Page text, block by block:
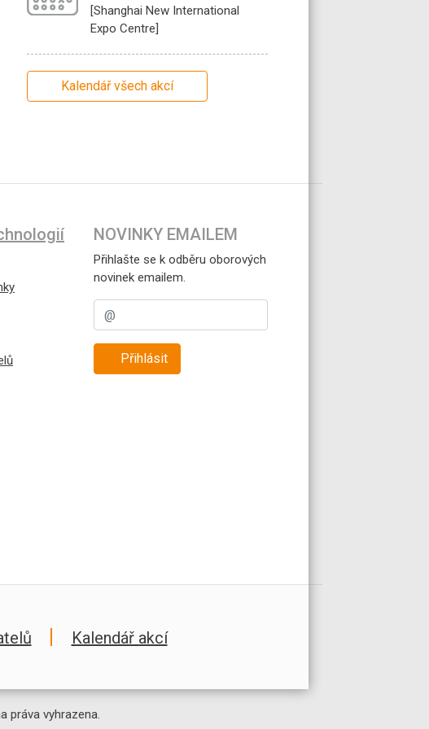
[Shanghai New International
Expo Centre]
Kalendář všech akcí
NOVINKY EMAILEM
Přihlašte se k odběru oborových
novinek emailem.
Přihlásit
Kalendář akcí
práva vyhrazena.